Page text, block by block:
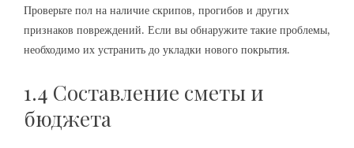
Проверьте пол на наличие скрипов, прогибов и других
признаков повреждений. Если вы обнаружите такие проблемы,
необходимо их устранить до укладки нового покрытия.
1.4 Составление сметы и
бюджета